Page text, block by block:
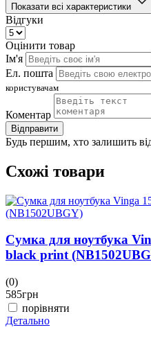
Показати всі характеристики
Відгуки
Оцінити товар
Ім'я
Ел. пошта
користувачам
Коментар
Відправити
Будь першим, хто залишить
Схожі товари
Сумка для ноутбука
black print
(0)
585грн
порівняти
Детально